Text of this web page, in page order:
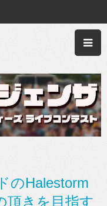
のHalestorm
頂きを目指す